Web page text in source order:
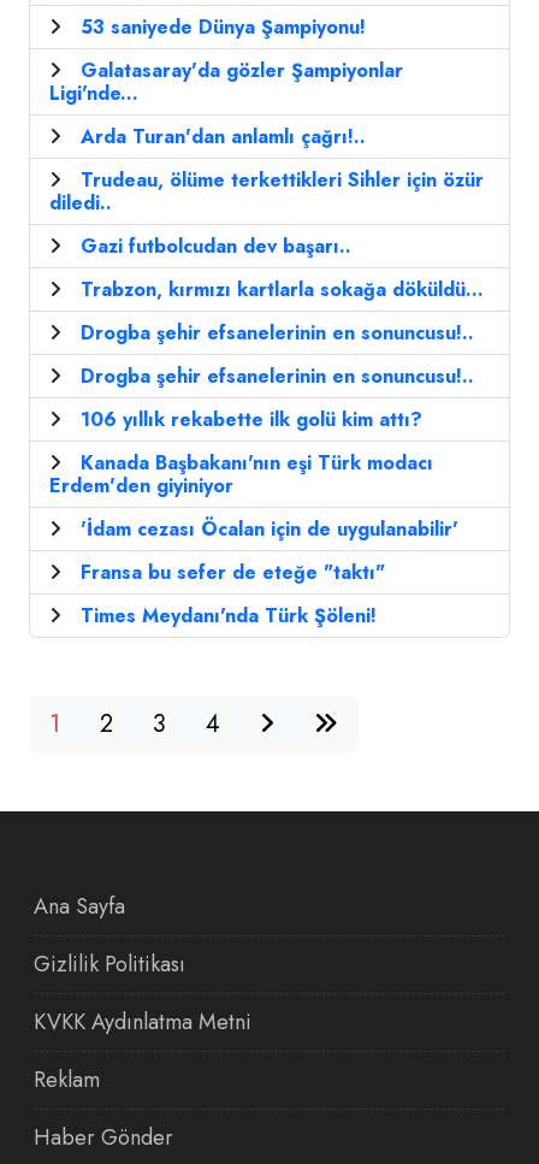
53 saniyede Dünya Şampiyonu!
Galatasaray'da gözler Şampiyonlar
Ligi'nde...
Arda Turan'dan anlamlı çağrı!..
Trudeau, ölüme terkettikleri Sihler için özür
diledi..
Gazi futbolcudan dev başarı..
Trabzon, kırmızı kartlarla sokağa döküldü...
Drogba şehir efsanelerinin en sonuncusu!..
Drogba şehir efsanelerinin en sonuncusu!..
106 yıllık rekabette ilk golü kim attı?
Kanada Başbakanı'nın eşi Türk modacı
Erdem'den giyiniyor
'İdam cezası Öcalan için de uygulanabilir'
Fransa bu sefer de eteğe "taktı"
Times Meydanı'nda Türk Şöleni!
1 2 3 4
Ana Sayfa
Gizlilik Politikası
KVKK Aydınlatma Metni
Reklam
Haber Gönder